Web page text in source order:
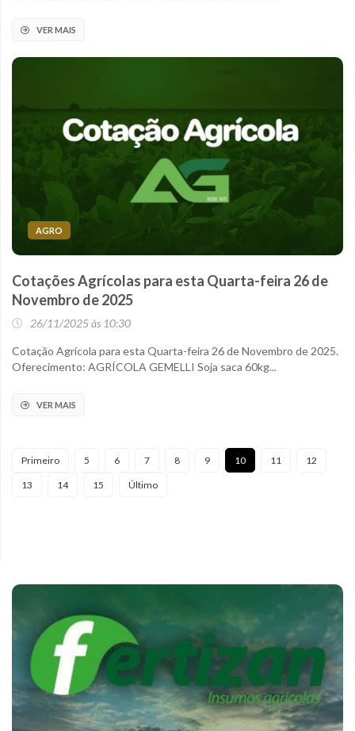
VER MAIS
AGRO
Cotações Agrícolas para esta Quarta-feira 26 de
Novembro de 2025
26/11/2025 às 10:30
Cotação Agrícola para esta Quarta-feira 26 de Novembro de 2025.
Oferecimento: AGRÍCOLA GEMELLI Soja saca 60kg...
VER MAIS
Primeiro 5 6 7 8 9 10 11 12
13 14 15 Último